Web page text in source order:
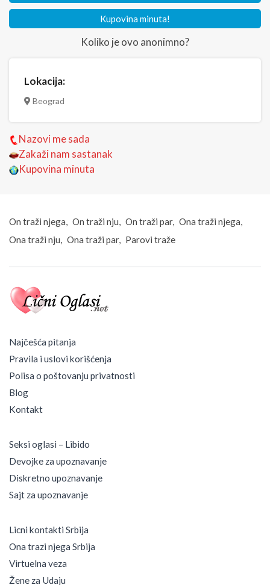
Kupovina minuta!
Koliko je ovo anonimno?
Lokacija:
Beograd
Nazovi me sada
Zakaži nam sastanak
Kupovina minuta
On traži njega On traži nju On traži par
Ona traži njega
Ona traži nju
Ona traži par Parovi traže
Najčešća pitanja
Pravila i uslovi korišćenja
Polisa o poštovanju privatnosti
Blog
Kontakt
Seksi oglasi – Libido
Devojke za upoznavanje
Diskretno upoznavanje
Sajt za upoznavanje
Licni kontakti Srbija
Ona trazi njega Srbija
Virtuelna veza
Žene za Udaju